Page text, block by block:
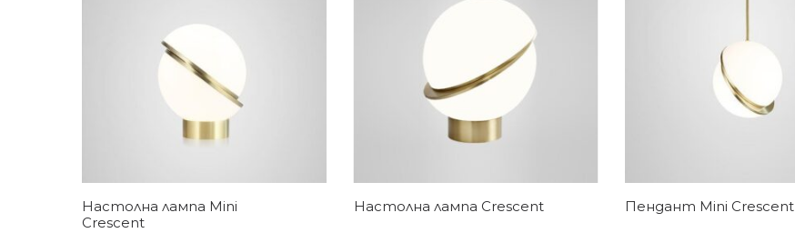
Купи
Настолна лампа Mini
Crescent
Купи
Настолна лампа Crescent Купи
Пендант Mini Crescent